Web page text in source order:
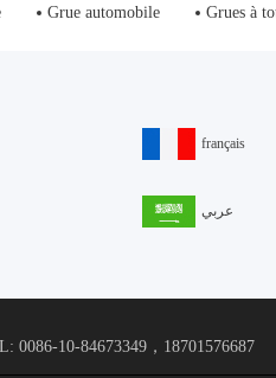
Grue automobile Grues à
français
عربي
0086-10-84673349，18701576687